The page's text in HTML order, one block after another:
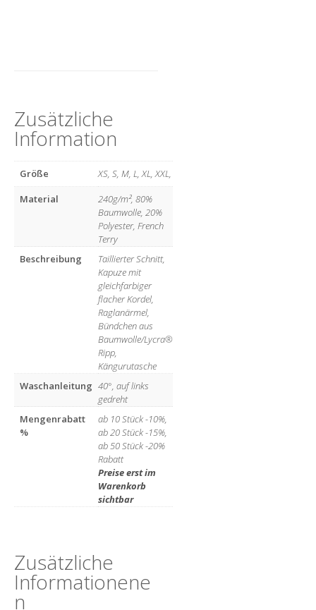
Zusätzliche
Information
Größe
XS, S, M, L, XL, XXL,
Material
240g/m², 80%
Baumwolle, 20%
Polyester, French
Terry
Beschreibung
Taillierter Schnitt,
Kapuze mit
gleichfarbiger
flacher Kordel,
Raglanärmel,
Bündchen aus
Baumwolle/Lycra®
Ripp,
Kängurutasche
Waschanleitung 40°, auf links
gedreht
Mengenrabatt
%
ab 10 Stück -10%,
ab 20 Stück -15%,
ab 50 Stück -20%
Rabatt
Preise erst im
Warenkorb
sichtbar
Zusätzliche
Informationen